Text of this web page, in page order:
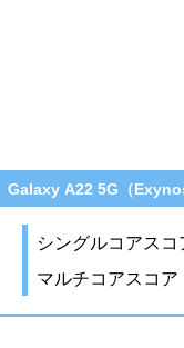
Galaxy A22 5G（
シングルコアスコ
マルチコアスコ